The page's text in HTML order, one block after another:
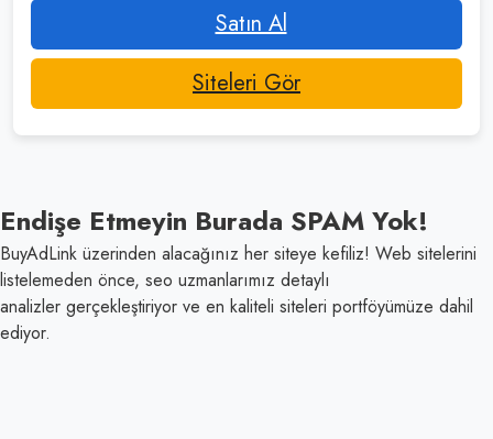
Satın Al
Siteleri Gör
Endişe Etmeyin Burada SPAM Yok!
BuyAdLink üzerinden alacağınız her siteye kefiliz! Web sitelerini
listelemeden önce, seo uzmanlarımız detaylı
analizler gerçekleştiriyor ve en kaliteli siteleri portföyümüze dahil
ediyor.